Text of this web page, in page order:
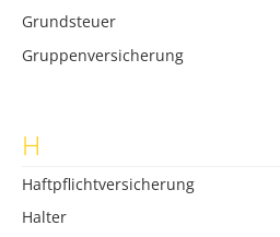
Grundsteuer
Gruppenversicherung
H
Haftpflichtversicherung
Halter